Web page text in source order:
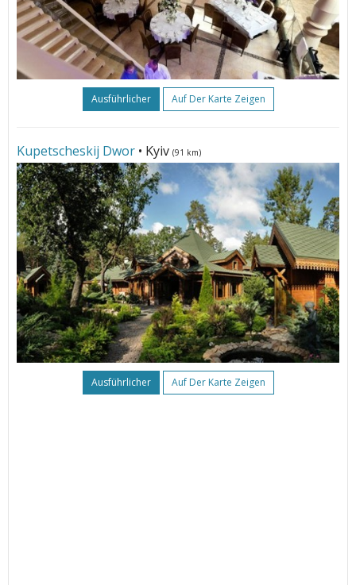
Ausführlicher Auf Der Karte Zeigen
Kupetscheskij Dwor • Kyiv (91 km)
Ausführlicher Auf Der Karte Zeigen